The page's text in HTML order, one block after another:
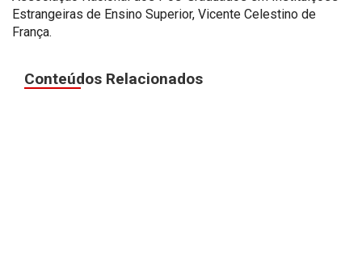
Estrangeiras de Ensino Superior, Vicente Celestino de
França.
Conteúdos Relacionados